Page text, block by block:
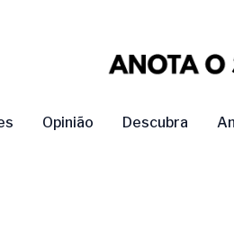
Opinião Descubra